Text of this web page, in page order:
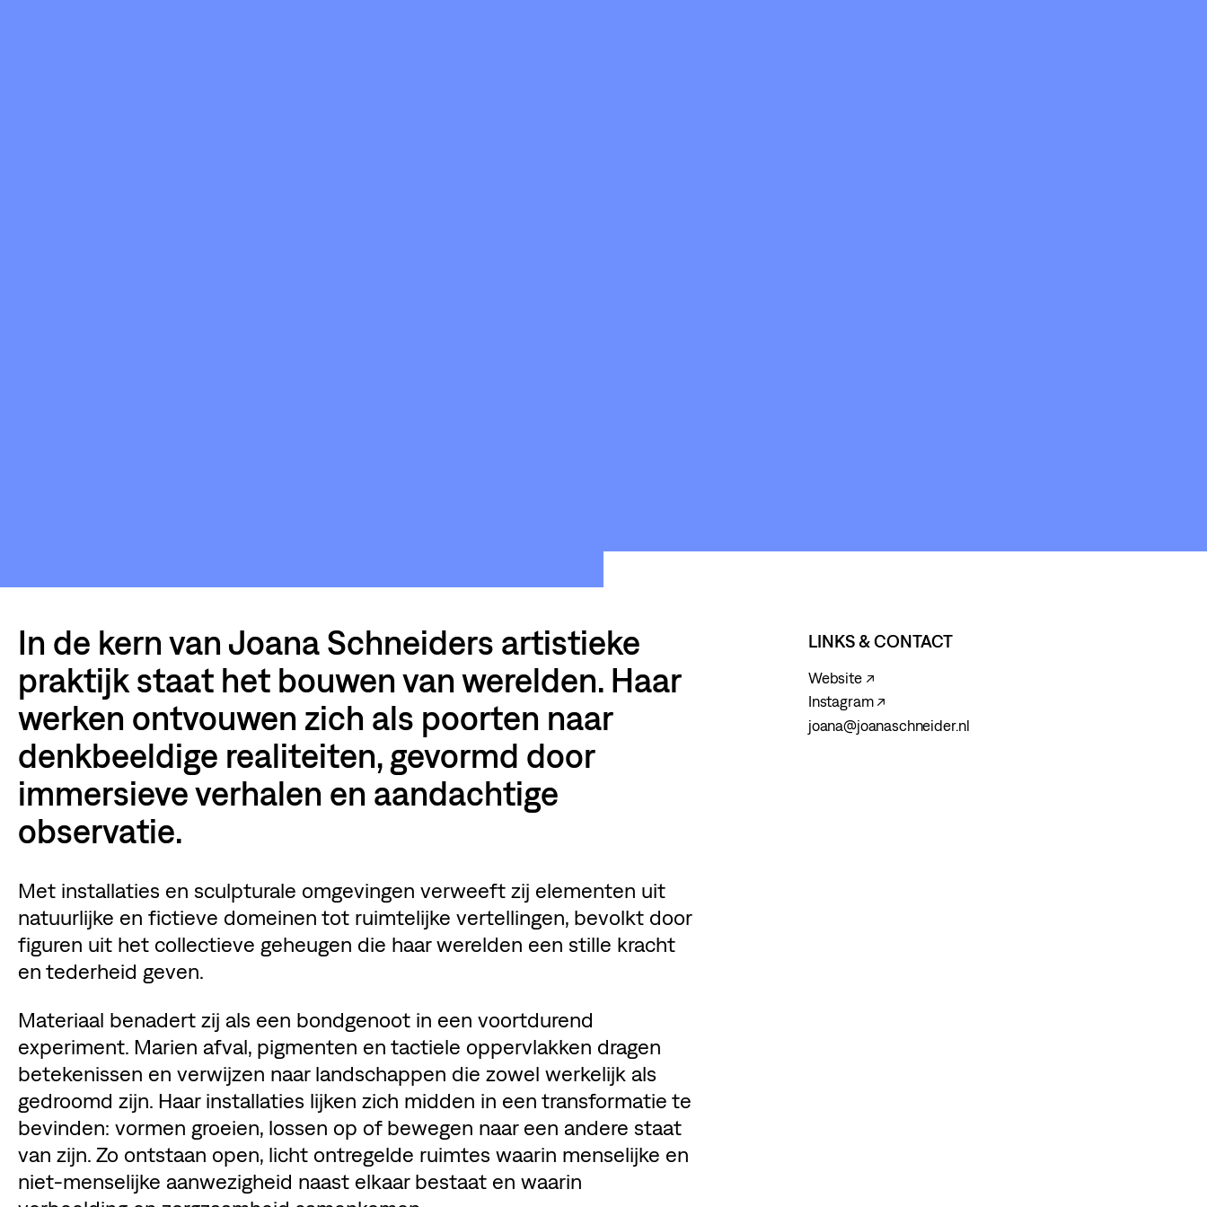
In de kern van Joana Schneiders artistieke
praktijk staat het bouwen van werelden. Haar
werken ontvouwen zich als poorten naar
denkbeeldige realiteiten, gevormd door
immersieve verhalen en aandachtige
observatie.
Met installaties en sculpturale omgevingen verweeft zij elementen uit
natuurlijke en fictieve domeinen tot ruimtelijke vertellingen, bevolkt door
figuren uit het collectieve geheugen die haar werelden een stille kracht
en tederheid geven.
Materiaal benadert zij als een bondgenoot in een voortdurend
experiment. Marien afval, pigmenten en tactiele oppervlakken dragen
betekenissen en verwijzen naar landschappen die zowel werkelijk als
gedroomd zijn. Haar installaties lijken zich midden in een transformatie te
bevinden: vormen groeien, lossen op of bewegen naar een andere staat
van zijn. Zo ontstaan open, licht ontregelde ruimtes waarin menselijke en
niet-menselijke aanwezigheid naast elkaar bestaat en waarin
LINKS & CONTACT
Website ↗
Instagram ↗
joana@joanaschneider.nl